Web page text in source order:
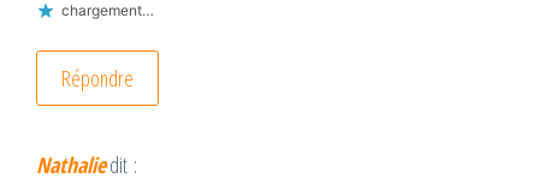
chargement…
Répondre
Nathaliedit :